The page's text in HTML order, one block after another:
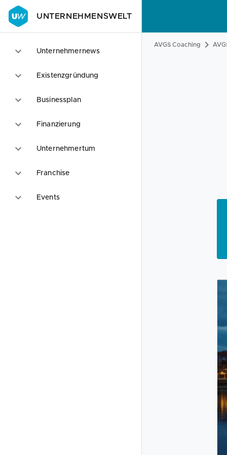
UNTERNEHMENSWELT
Unternehmernews
Existenzgründung
Businessplan
Finanzierung
Unternehmertum
Franchise
Events
AVGS Coaching